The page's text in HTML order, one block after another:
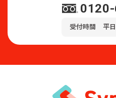
受付時間 平